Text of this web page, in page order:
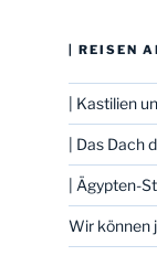
| REISEN
| Kastilien
| Das
| Ägypten-
Wir können